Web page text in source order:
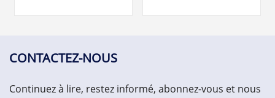
E/S S800. Notre équipe est
avec vos besoins urgents de
contacter.
redondante de l'interface
CONTACTEZ-NOUS
Continuez à lire, restez informé, abonnez-vous et nous